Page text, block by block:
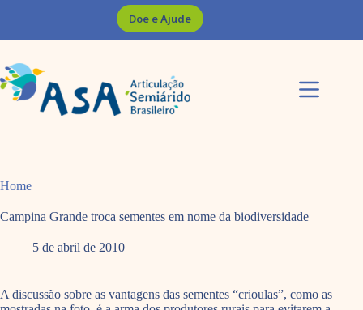
Doe e Ajude
Home
Campina Grande troca sementes em nome da biodiversidade
5 de abril de 2010
A discussão sobre as vantagens das sementes “crioulas”, como as